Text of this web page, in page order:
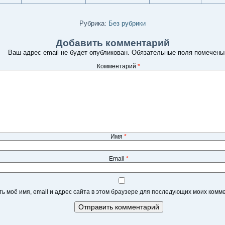
Рубрика: Без рубрики
Добавить комментарий
Ваш адрес email не будет опубликован. Обязательные поля помечены
Комментарий *
Имя *
Email *
моё имя, email и адрес сайта в этом браузере для последующих моих